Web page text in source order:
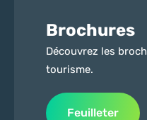
Brochures
Découvrez les
tourisme.
Feuilleter